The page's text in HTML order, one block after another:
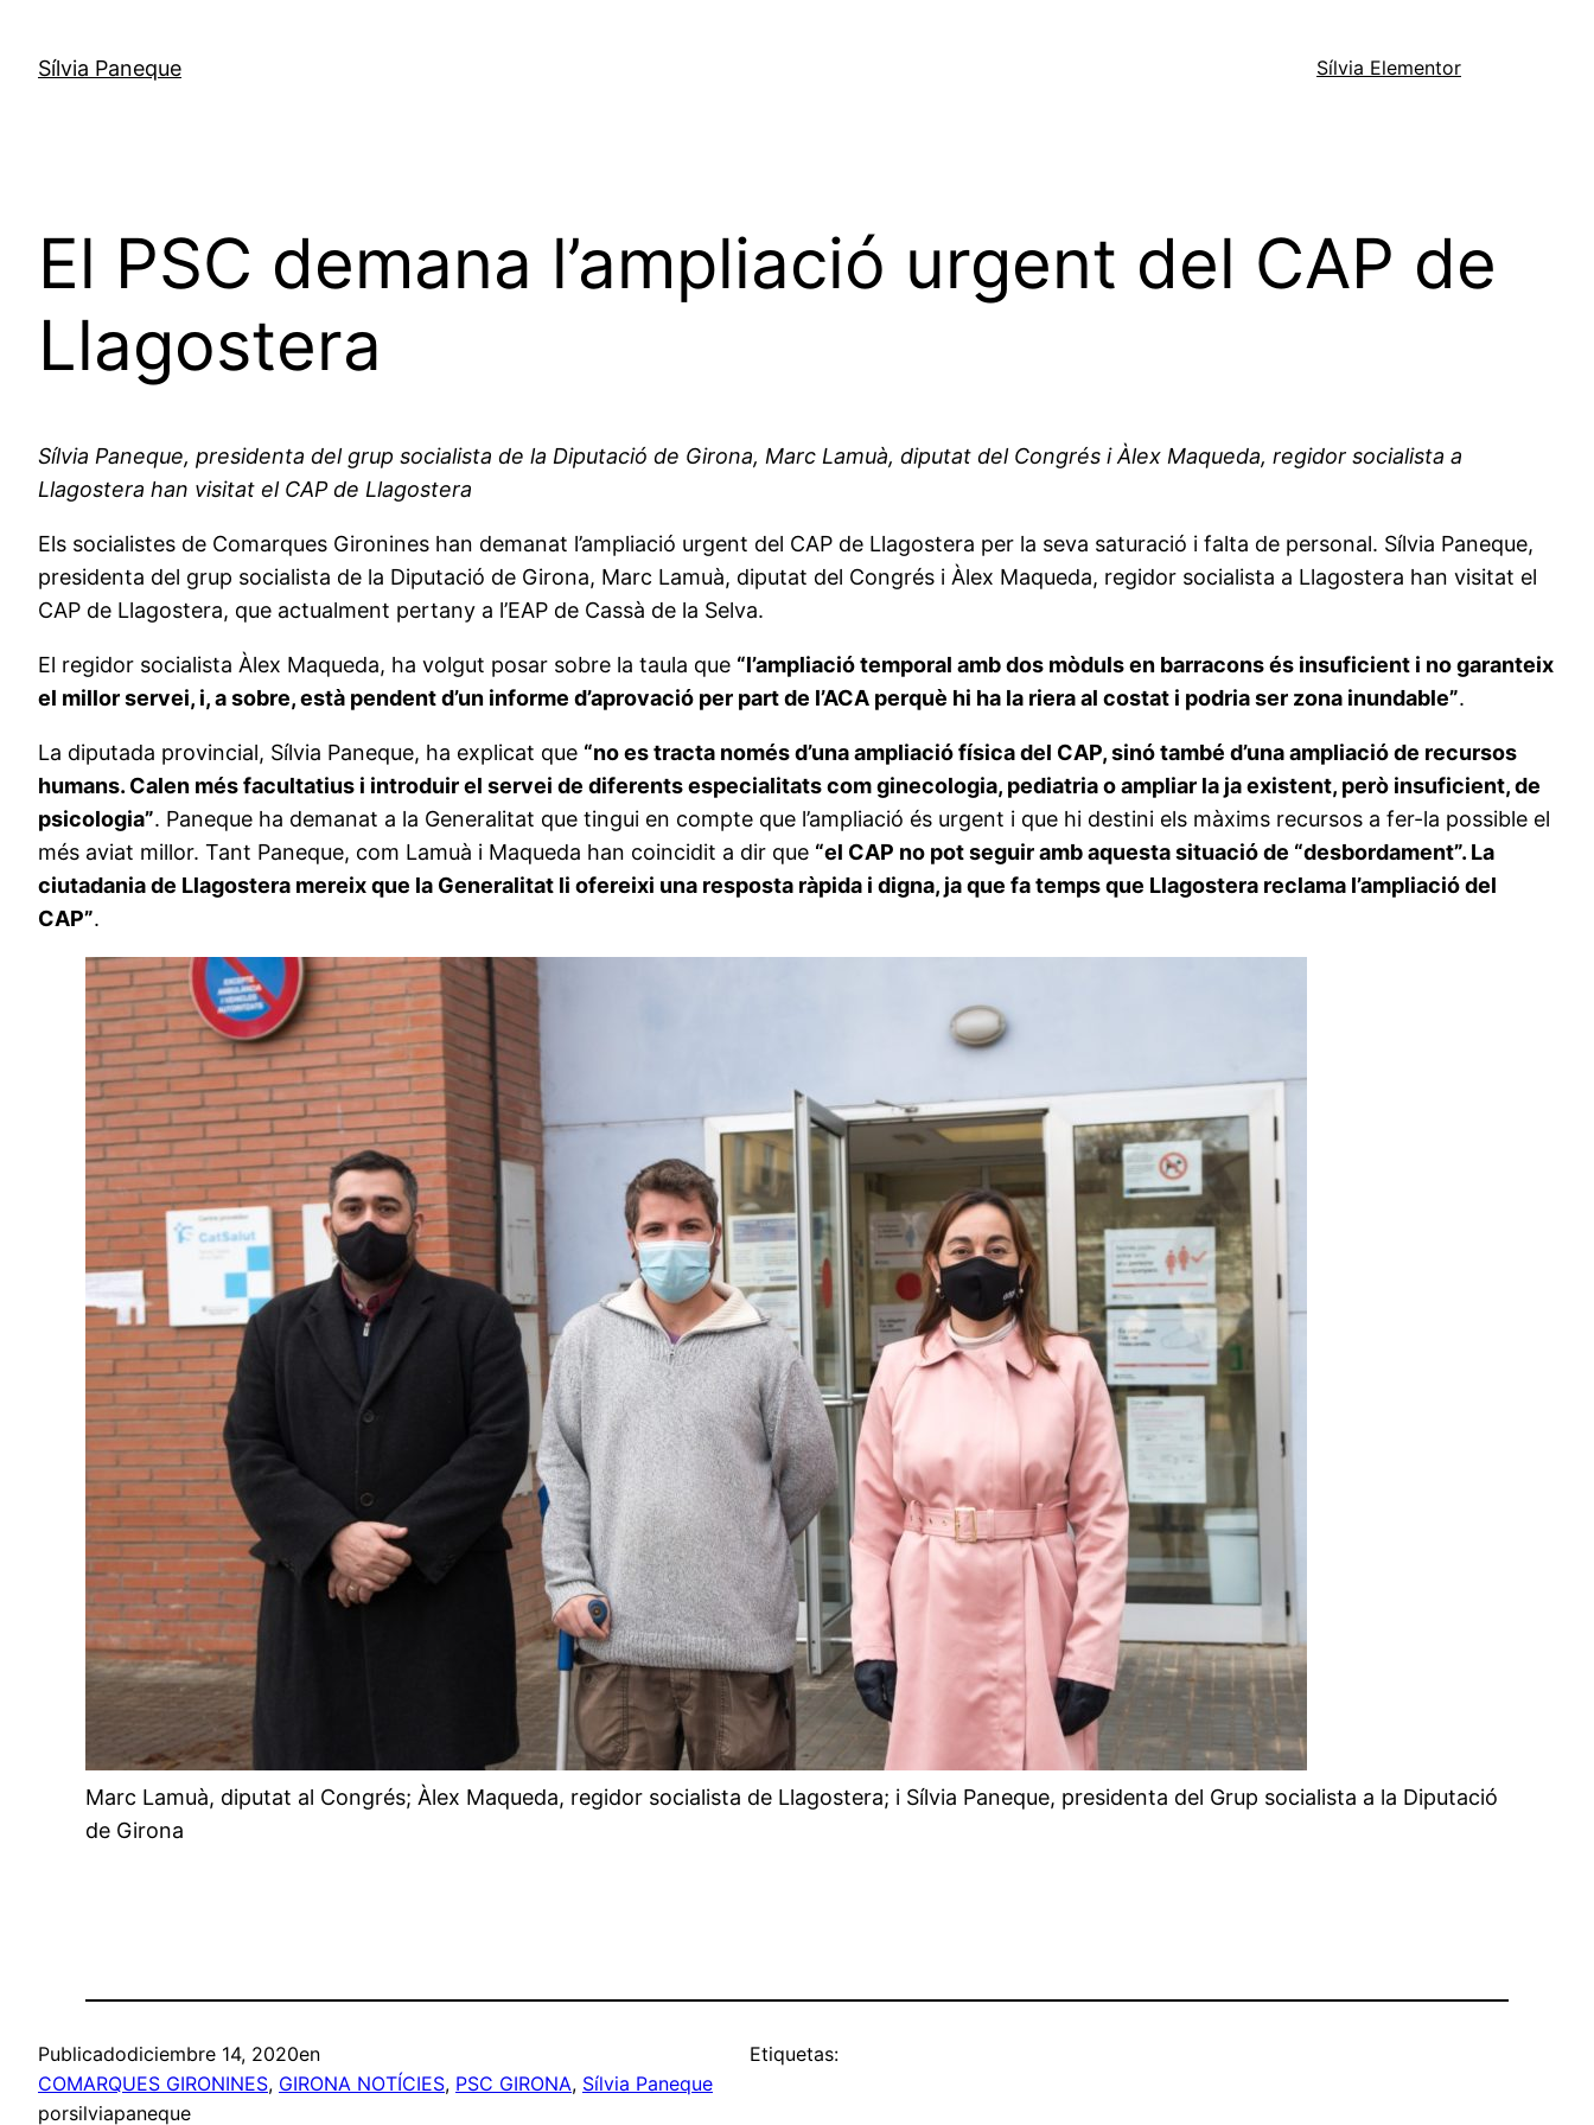
Sílvia Paneque Sílvia Elementor
El PSC demana l’ampliació urgent del CAP de
Llagostera
Sílvia Paneque, presidenta del grup socialista de la Diputació de Girona, Marc Lamuà, diputat del Congrés i Àlex Maqueda, regidor socialista a
Llagostera han visitat el CAP de Llagostera
Els socialistes de Comarques Gironines han demanat l’ampliació urgent del CAP de Llagostera per la seva saturació i falta de personal. Sílvia Paneque,
presidenta del grup socialista de la Diputació de Girona, Marc Lamuà, diputat del Congrés i Àlex Maqueda, regidor socialista a Llagostera han visitat el
CAP de Llagostera, que actualment pertany a l’EAP de Cassà de la Selva.
El regidor socialista Àlex Maqueda, ha volgut posar sobre la taula que “l’ampliació temporal amb dos mòduls en barracons és insuficient i no garanteix
el millor servei, i, a sobre, està pendent d’un informe d’aprovació per part de l’ACA perquè hi ha la riera al costat i podria ser zona inundable”.
La diputada provincial, Sílvia Paneque, ha explicat que “no es tracta només d’una ampliació física del CAP, sinó també d’una ampliació de recursos
humans. Calen més facultatius i introduir el servei de diferents especialitats com ginecologia, pediatria o ampliar la ja existent, però insuficient, de
psicologia”. Paneque ha demanat a la Generalitat que tingui en compte que l’ampliació és urgent i que hi destini els màxims recursos a fer-la possible el
més aviat millor. Tant Paneque, com Lamuà i Maqueda han coincidit a dir que “el CAP no pot seguir amb aquesta situació de “desbordament”. La
ciutadania de Llagostera mereix que la Generalitat li ofereixi una resposta ràpida i digna, ja que fa temps que Llagostera reclama l’ampliació del
CAP”.
Marc Lamuà, diputat al Congrés; Àlex Maqueda, regidor socialista de Llagostera; i Sílvia Paneque, presidenta del Grup socialista a la Diputació
de Girona
Publicadodiciembre 14, 2020en
COMARQUES GIRONINES, GIRONA NOTÍCIES, PSC GIRONA, Sílvia Paneque
porsilviapaneque
Etiquetas: